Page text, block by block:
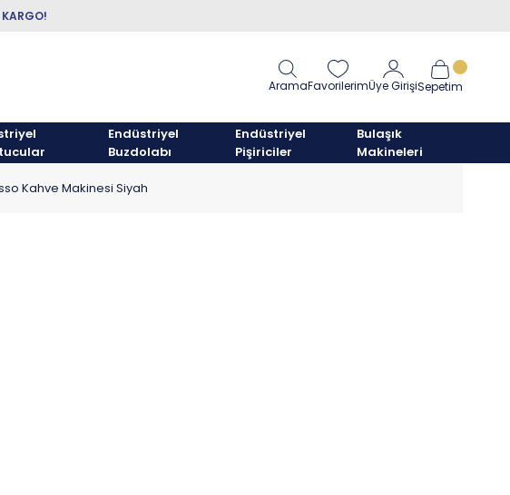
KARGO!
AramaFavorilerimÜye GirişiSepetim
Endüstriyel
Buzdolabı
Endüstriyel
Pişiriciler
Bulaşık
Makineleri
Kahve Makinesi Siyah